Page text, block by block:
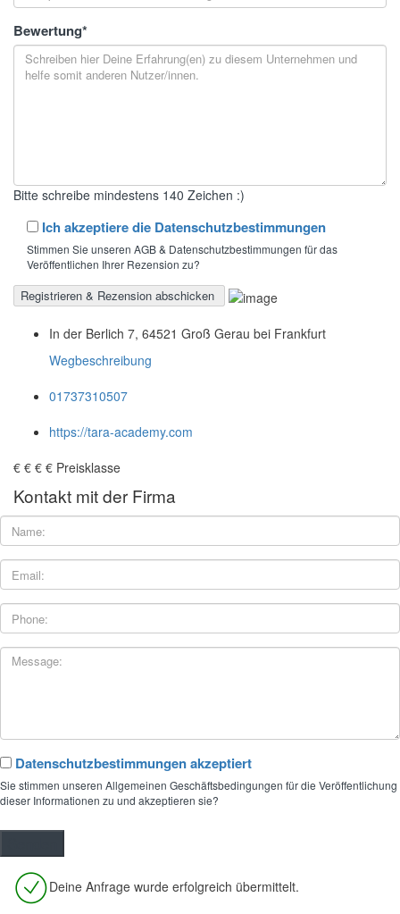
Bewertung*
Bitte schreibe mindestens 140 Zeichen :)
Ich akzeptiere die Datenschutzbestimmungen
Stimmen Sie unseren AGB & Datenschutzbestimmungen für das
Veröffentlichen Ihrer Rezension zu?
In der Berlich 7, 64521 Groß Gerau bei Frankfurt
Wegbeschreibung
01737310507
https://tara-academy.com
€ € € € Preisklasse
Kontakt mit der Firma
Datenschutzbestimmungen akzeptiert
Sie stimmen unseren Allgemeinen Geschäftsbedingungen für die Veröffentlichung
dieser Informationen zu und akzeptieren sie?
Deine Anfrage wurde erfolgreich übermittelt.